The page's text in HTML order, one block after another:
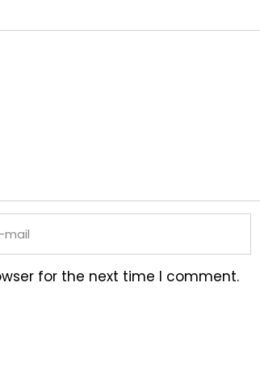
for the next time I comment.